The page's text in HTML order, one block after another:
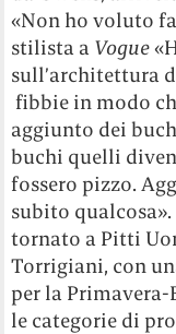
«Non ho voluto
stilista a Vogue
sull’architettura
fibbie in modo
aggiunto dei
buchi quelli
fossero pizzo.
subito
tornato a Pitti
Torrigiani, con
per la Primavera-
le categorie di